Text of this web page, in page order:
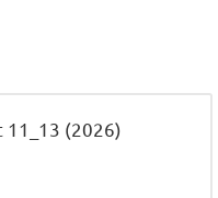
11_13 (2026)